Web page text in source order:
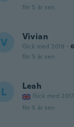
för 5 år sen
V Vivian
Gick med 2019 ·
för 5 år sen
L Leah
Gick med 2017
för 5 år sen